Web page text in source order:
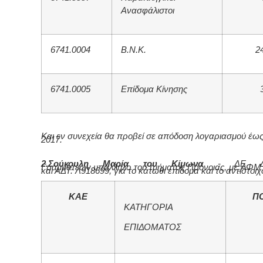
Ανασφάλιστοι
6741.0004 Β.Ν.Κ.
6741.0005 Επίδομα Κίνησης
Και εν συνεχεία θα προβεί σε απόδοση λογαριασμού
2017.
2.Σούκουλη Μαρία του Κίμωνα- ΔΕ
Γραμματέων,υπάλληλο του τμήματος Πρόνοιας, με ΑΦΜ
και ΑΔΤ: Λ918699, για το κάτωθι επίδομα και το
ΚΑΕ
ΚΑΤΗΓΟΡΙΑ
ΕΠΙΔΟΜΑΤΟΣ